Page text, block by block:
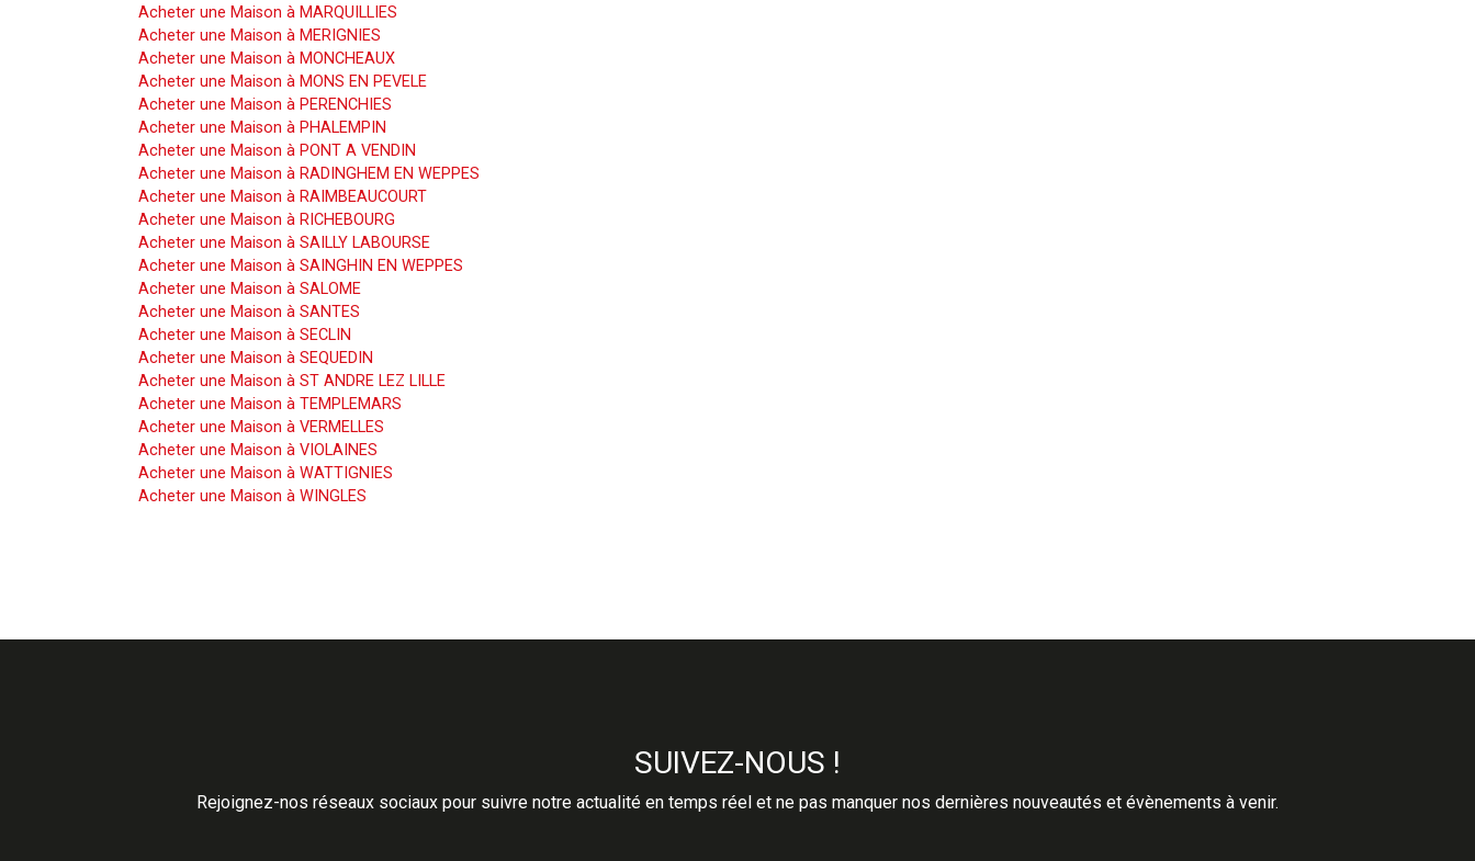
Acheter une Maison à MARQUILLIES
Acheter une Maison à MERIGNIES
Acheter une Maison à MONCHEAUX
Acheter une Maison à MONS EN PEVELE
Acheter une Maison à PERENCHIES
Acheter une Maison à PHALEMPIN
Acheter une Maison à PONT A VENDIN
Acheter une Maison à RADINGHEM EN WEPPES
Acheter une Maison à RAIMBEAUCOURT
Acheter une Maison à RICHEBOURG
Acheter une Maison à SAILLY LABOURSE
Acheter une Maison à SAINGHIN EN WEPPES
Acheter une Maison à SALOME
Acheter une Maison à SANTES
Acheter une Maison à SECLIN
Acheter une Maison à SEQUEDIN
Acheter une Maison à ST ANDRE LEZ LILLE
Acheter une Maison à TEMPLEMARS
Acheter une Maison à VERMELLES
Acheter une Maison à VIOLAINES
Acheter une Maison à WATTIGNIES
Acheter une Maison à WINGLES
SUIVEZ-NOUS !
Rejoignez-nos réseaux sociaux pour suivre notre actualité en temps réel et ne pas manquer nos dernières nouveautés et évènements à venir.